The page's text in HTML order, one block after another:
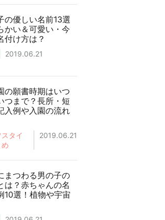
の優しい名前13選
かい＆可愛い・今
付け方は？
2019.06.21
の願書時期はいつ
つまで？長所・短
入例や入園の流れ
タイ
め
2019.06.21
まつわる男の子の
は？赤ちゃんの名
10選！植物や宇宙